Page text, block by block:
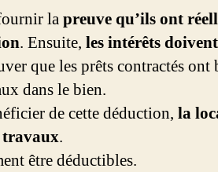
lapreuve qu’ils ont
. Ensuite, les intérêts
que les prêts contractés ont
dans le bien.
de cette déduction, la
travaux.
être déductibles.